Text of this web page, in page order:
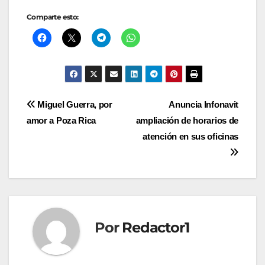
Comparte esto:
Navegación
Anuncia Infonavit
ampliación de horarios de
atención en sus oficinas
Miguel Guerra, por
amor a Poza Rica
Por Redactor1